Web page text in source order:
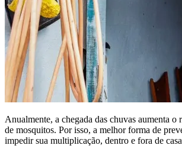
Anualmente, a chegada das chuvas aumenta o
de mosquitos. Por isso, a melhor forma de
impedir sua multiplicação, dentro e fora de